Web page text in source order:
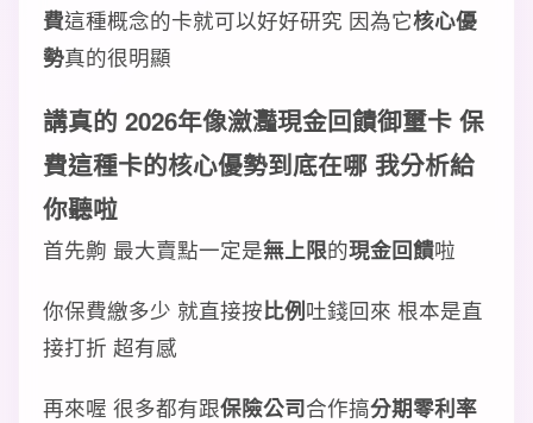
費這種概念的卡就可以好好研究 因為它核心優
勢真的很明顯
講真的 2026年像瀲灩現金回饋御璽卡 保
費這種卡的核心優勢到底在哪 我分析給
你聽啦
首先齁 最大賣點一定是無上限的現金回饋啦
你保費繳多少 就直接按比例吐錢回來 根本是直
接打折 超有感
再來喔 很多都有跟保險公司合作搞分期零利率